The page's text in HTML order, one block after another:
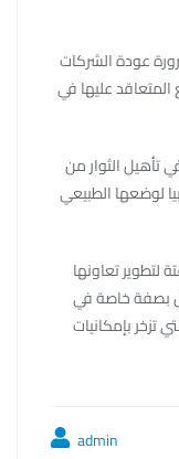
عودة الشركات
المتعاقد عليها في
تأهيل الثوار من
لوضعها الطبيعي
لتطوير تعاونها
بصفة خاصة في
تزخر بإمكانيات
admin